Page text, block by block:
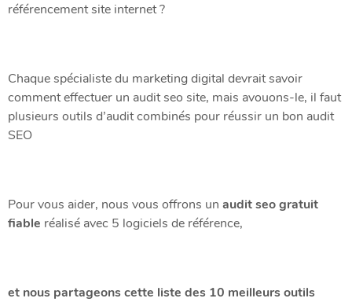
référencement site internet ?
Chaque spécialiste du marketing digital devrait savoir
comment effectuer un audit seo site, mais avouons-le, il faut
plusieurs outils d’audit combinés pour réussir un bon audit
SEO
Pour vous aider, nous vous offrons un audit seo gratuit
fiable réalisé avec 5 logiciels de référence,
et nous partageons cette liste des 10 meilleurs outils